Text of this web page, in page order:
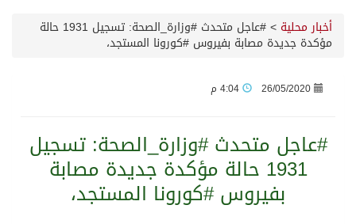
إنفاذًا لتوجيهات خادم الحرمين الشريفين وسمو ولي العهد.. وصول التوأم الملتصق المغربي “سجى وضحى” إلى الرياض
سمو ولي العهد يرأس جلسة مجلس الوزراء في جدة
أخبار محلية > ‏⁧‫#عاجل‬⁩ ‏متحدث ⁧‫#وزارة_الصحة‬⁩: تسجيل 1931 حالة
مؤكدة جديدة مصابة بفيروس ⁧‫#كورونا‬⁩ المستجد،
26/05/2020
‏⁧‫#عاجل‬⁩ ‏متحدث ⁧‫#وزارة_الصحة‬⁩: تسجيل
1931 حالة مؤكدة جديدة مصابة
بفيروس ⁧‫#كورونا‬⁩ المستجد،